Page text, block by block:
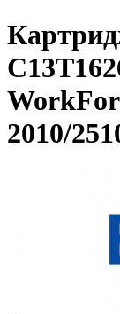
2010/